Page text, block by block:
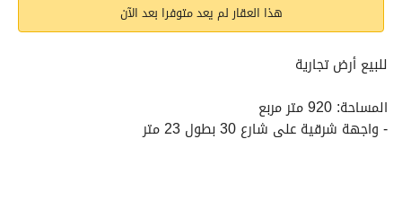
هذا العقار لم يعد متوفرا بعد الآن
للبيع أرض تجارية
المساحة: 920 متر مربع
- واجهة شرقية على شارع 30 بطول 23 متر